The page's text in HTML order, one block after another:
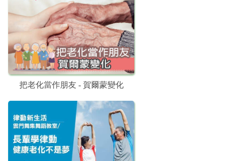
把老化當作朋友 - 賀爾蒙變化